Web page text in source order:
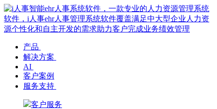
产品
解决方案
AI
客户案例
服务支持
客户服务